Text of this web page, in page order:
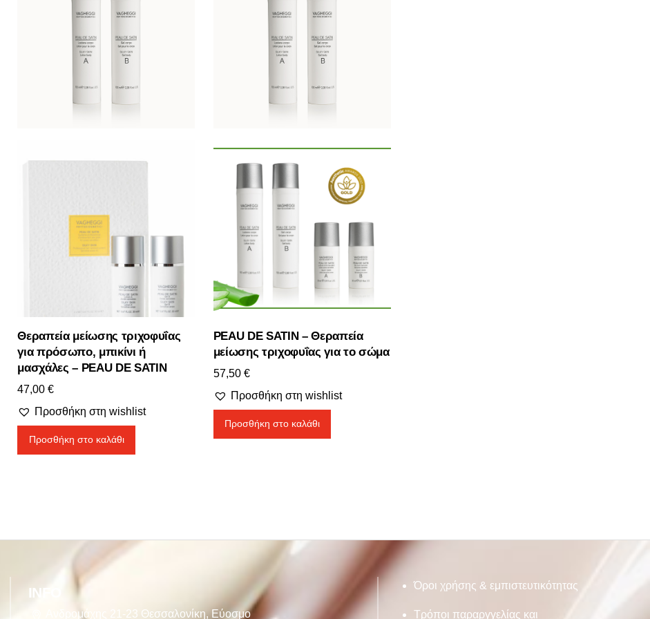
Θεραπεία μείωσης τριχοφυΐας
για πρόσωπο, μπικίνι ή
μασχάλες – PEAU DE SATIN
47,00€
Προσθήκη στη wishlist
Προσθήκη στο καλάθι
PEAU DE SATIN – Θεραπεία
μείωσης τριχοφυΐας για το σώμα
57,50 €
Προσθήκη στη wishlist
Προσθήκη στο καλάθι
INFO
Ανδρομάχης 21-23 Θεσσαλονίκη, Εύοσμο
Όροι χρήσης & εμπιστευτικότητας
Τρόποι παραργγελίας και